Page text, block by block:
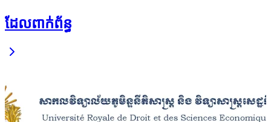
ដែលពាក់ព័ន្ធ